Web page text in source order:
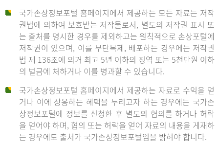
국가손상정보포털 홈페이지에서 제공하는 모든 자료는 저작
권법에 의하여 보호받는 저작물로서, 별도의 저작권 표시 또
는 출처를 명시한 경우를 제외하고는 원칙적으로 손상포털에
저작권이 있으며, 이를 무단복제, 배포하는 경우에는 저작권
법 제 136조에 의거 최고 5년 이하의 징역 또는 5천만원 이하
의 벌금에 처하거나 이를 병과할 수 있습니다.
국가손상정보포털 홈페이지에서 제공하는 자료로 수익을 얻
거나 이에 상응하는 혜택을 누리고자 하는 경우에는 국가손
상정보포털에 정보를 신청한 후 별도의 협의를 하거나 허락
을 얻어야 하며, 협의 또는 허락을 얻어 자료의 내용을 게재하
는 경우에도 출처가 국가손상정보포털임을 밝혀야 합니다.